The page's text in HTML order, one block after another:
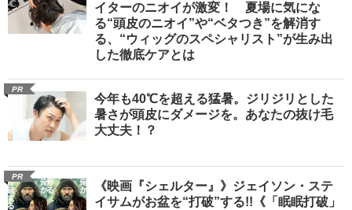
イターのニオイが激変！ 夏場に気にな
る“頭皮のニオイ”や“ベタつき”を解消す
る、“ウィッグのスペシャリスト”が生み出
した徹底ケアとは
PR
今年も40℃を超える猛暑。ジリジリとした
暑さが頭皮にダメージを。あなたの抜け毛
大丈夫！？
PR
《映画『シェルター』》ジェイソン・ステ
イサムがお盆を“打破”する!!《「眠眠打破」